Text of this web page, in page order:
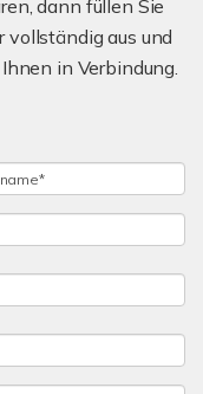
dann füllen Sie
vollständig aus und
in Verbindung.